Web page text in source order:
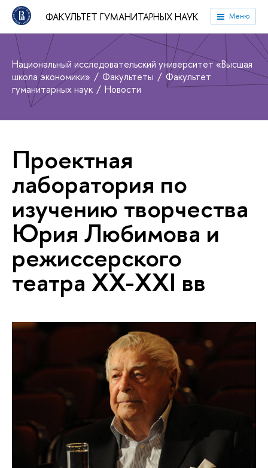
ФАКУЛЬТЕТ ГУМАНИТАРНЫХ НАУК Меню
Национальный исследовательский университет «Высшая
школа экономики»
Факультеты
Факультет
гуманитарных наук
Новости
Проектная
лаборатория по
изучению творчества
Юрия Любимова и
режиссерского
театра XX-XXI вв